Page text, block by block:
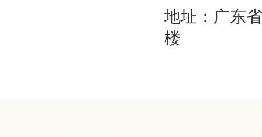
地址：广东
楼